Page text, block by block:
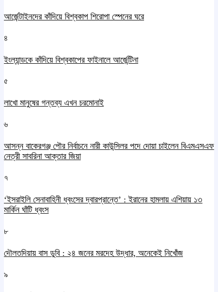
আর্জেন্টাইনদের কাঁদিয়ে বিশ্বকাপ শিরোপা স্পেনের ঘরে
৪
ইংল্যান্ডকে কাঁদিয়ে বিশ্বকাপের ফাইনালে আর্জেন্টিনা
৫
লাখো মানুষের গন্তব্য এখন চরমোনাই
৬
আসন্ন বাকেরগঞ্জ পৌর নির্বাচনে নারী কাউন্সিলর পদে দোয়া চাইলেন বিএমএসএফ
নেত্রী সাবরিনা আক্তার জিয়া
৭
‘ইসরাইলি সেনাবাহিনী ধ্বংসের দ্বারপ্রান্তে’ : ইরানের হামলায় এশিয়ায় ১৩
মার্কিন ঘাঁটি ধ্বংস
৮
দৌলতদিয়ায় বাস ডুবি : ২৪ জনের মরদেহ উদ্ধার, অনেকেই নিখোঁজ
৯